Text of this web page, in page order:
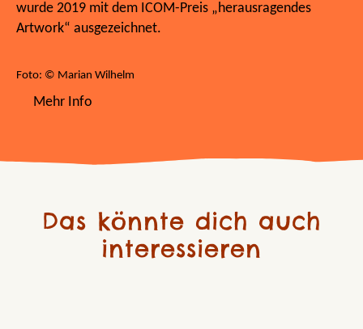
wurde 2019 mit dem ICOM-Preis „herausragendes
Artwork“ ausgezeichnet.
Foto: © Marian Wilhelm
Mehr Info
Das könnte dich auch
interessieren